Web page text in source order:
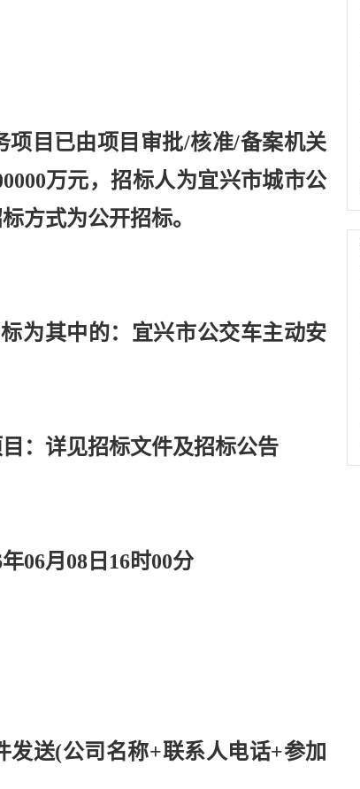
项目已由项目审批/核准/备案机关
万元，招标人为宜兴市城市公
方式为公开招标。
为其中的：宜兴市公交车主动安
：详见招标文件及招标公告
06月08日16时00分
发送(公司名称+联系人电话+参加